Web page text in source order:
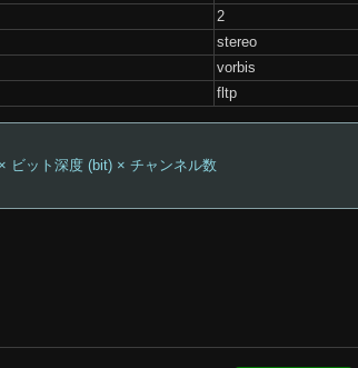
2
stereo
vorbis
fltp
ビット深度 (bit) × チャンネル数